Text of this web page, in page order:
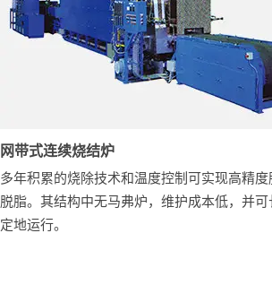
网带式连续烧结炉
多年积累的烧除技术和温度控制可实现高精度
脱脂。其结构中无马弗炉，维护成本低，并可
定地运行。